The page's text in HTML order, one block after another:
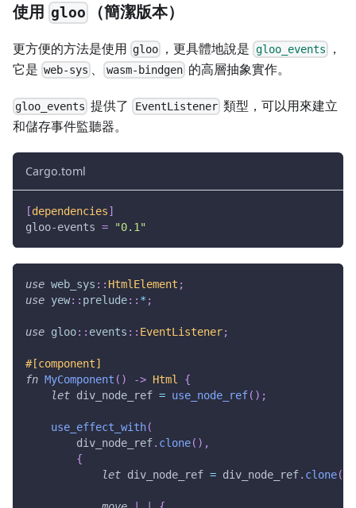
使用 gloo （簡潔版本）
更方便的方法是使用 gloo ，更具體地說是 gloo_events ，
它是 web-sys 、 wasm-bindgen的高層抽象實作。
gloo_events 提供了 EventListener類型，可以用來建立
和儲存事件監聽器。
Cargo.toml
[dependencies]
gloo-events = "0.1"
use web_sys :: HtmlElement ;
use yew:: prelude:: * ;
use gloo:: events :: EventListener;
#[component]
fn MyComponent ( ) -> Html
{
let div_node_ref = use_node_ref( ) ;
use_effect_with(
        div_node_ref
. clone( ) ,
{
let div_node_ref = div_node_ref. clone(